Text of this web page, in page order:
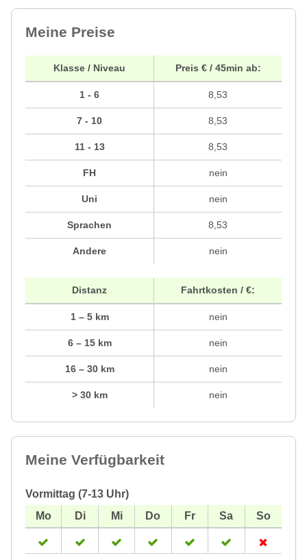
Meine Preise
Klasse / Niveau
1 - 6
7 - 10
11 - 13
FH
Uni
Sprachen
Andere
Preis € / 45min ab:
8,53
8,53
8,53
nein
nein
8,53
nein
Distanz
1 – 5 km
6 – 15 km
16 – 30 km
> 30 km
Fahrtkosten / €:
nein
nein
nein
nein
Meine Verfügbarkeit
Vormittag (7-13 Uhr)